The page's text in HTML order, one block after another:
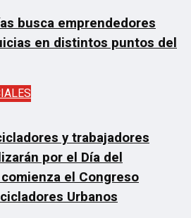
busca emprendedores
en distintos puntos del
y trabajadores
por el Día del
el Congreso
Urbanos